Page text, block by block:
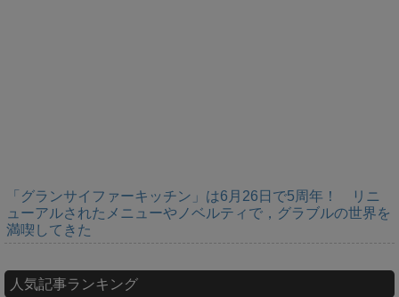
「グランサイファーキッチン」は6月26日で5周年！ リニ
ューアルされたメニューやノベルティで，グラブルの世界を
満喫してきた
人気記事ランキング